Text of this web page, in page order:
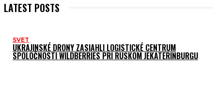
LATEST POSTS
SVET
UKRAJINSKÉ DRONY ZASIAHLI LOGISTICKÉ CENTRUM
SPOLOČNOSTI WILDBERRIES PRI RUSKOM JEKATERINBURGU